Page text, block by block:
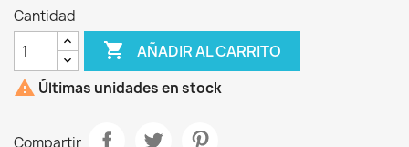
Cantidad
 AÑADIR AL CARRITO
 Últimas unidades en stock
Compartir